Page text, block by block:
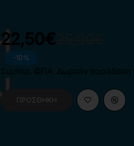
-10%
22,50€
Συμπερ. ΦΠΑ. Δωρεάν παράδοση
ΠΡΟΣΘΉΚΗ